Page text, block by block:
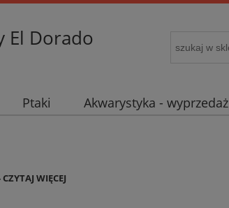
El Dorado
Ptaki Akwarystyka - wyprzedaż
CZYTAJ WIĘCEJ